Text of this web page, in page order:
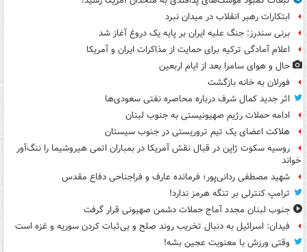
ابتکارات رهبر انقلاب در میدان نبرد
برنی سندرز: جنگ علیه ایران بر پایه یک دروغ آغاز شد
اعلام آمادگی ترکیه برای حمایت از مذاکرات ایران و آمریکا
حال و هوای سامرا بعد از ایام اربعین
فورلان به خانه بازگشت
اثر جدید کمال شرف درباره محاصره نفتی سعودی‌ها
ادامه حملات رژیم صهیونیستی به جنوب لبنان
هلاکت اعضای یک تیم تروریستی در جنوب سیستان
روسیه سکوت ژاپن در قبال نقش آمریکا در بمباران اتمی هیروشیما را ننگ‌آور
خواند
شهید مصطفی ردانی‌پور؛ فرمانده عارف و فراجناحی دفاع مقدس
ترامپ کنترلی بر تنگه هرمز ندارد!
جنوب لبنان مجدد آماج حملات دشمن صهیونی قرار گرفت
فیدان: اسرائیل به دنبال تخریب روند صلح و بی‌ثبات کردن سوریه و غزه است
وقتی ورزش با معنویت عجین بشه!